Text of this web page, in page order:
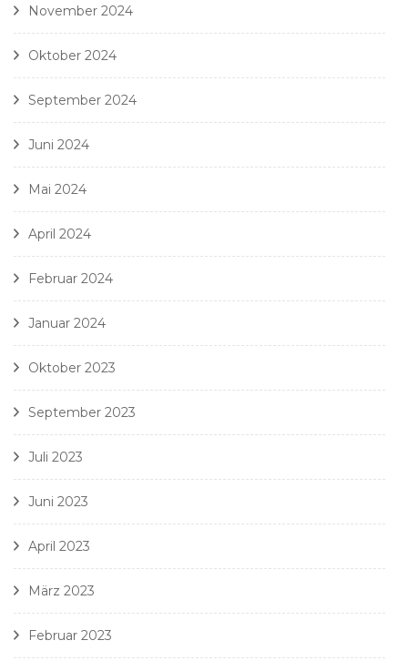
November 2024
Oktober 2024
September 2024
Juni 2024
Mai 2024
April 2024
Februar 2024
Januar 2024
Oktober 2023
September 2023
Juli 2023
Juni 2023
April 2023
März 2023
Februar 2023